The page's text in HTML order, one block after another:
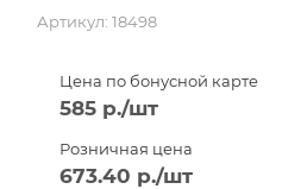
Артикул: 18498
Цена по бонусной карте
585 р./шт
Розничная цена
673.40 р./шт